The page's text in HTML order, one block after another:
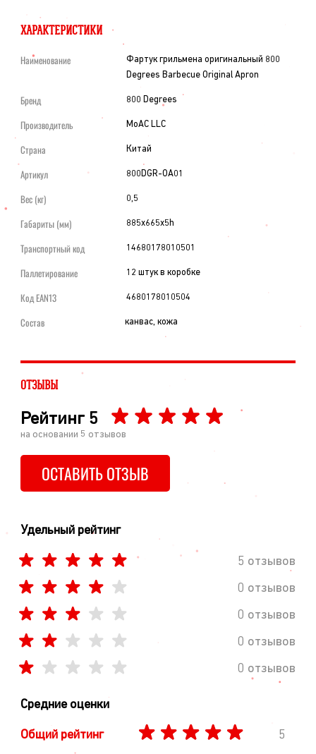
ХАРАКТЕРИСТИКИ
Наименование
Фартук грильмена оригинальный 800
Degrees Barbecue Original Apron
Бренд 800 Degrees
Производитель MoAC LLC
Страна Китай
Артикул 800DGR-OA01
Вес (кг) 0,5
Габариты (мм) 885x665x5h
Транспортный код 14680178010501
Паллетирование 12 штук в коробке
Код EAN13 4680178010504
Состав канвас, кожа
ОТЗЫВЫ
Рейтинг 5
на основании 5 отзывов
ОСТАВИТЬ ОТЗЫВ
Удельный рейтинг
5 отзывов
0 отзывов
0 отзывов
0 отзывов
0 отзывов
Средние оценки
Общий рейтинг
5